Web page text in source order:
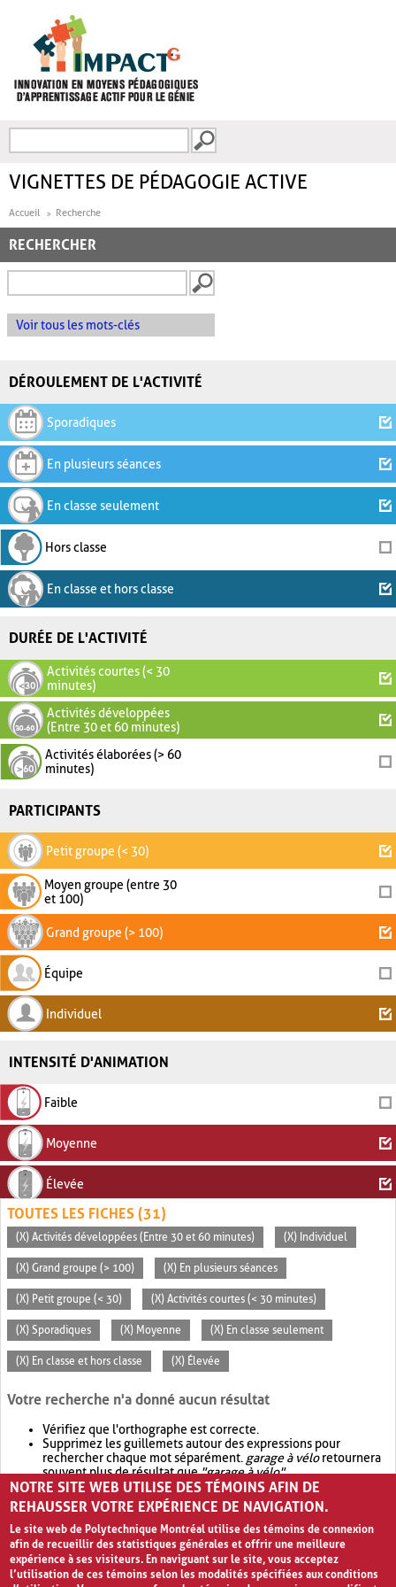
FORMULAIRE DE
VIGNETTES DE PÉDAGOGIE ACTIVE
Accueil Recherche
RECHERCHER
Voir tous les mots-clés
DÉROULEMENT DE L'ACTIVITÉ
Sporadiques
En plusieurs séances
En classe seulement
Hors classe
En classe et hors classe
DURÉE DE L'ACTIVITÉ
Activités courtes (< 30
minutes)
Activités développées
(Entre 30 et 60 minutes)
Activités élaborées (> 60
minutes)
PARTICIPANTS
Petit groupe (< 30)
Moyen groupe (entre 30
et 100)
Grand groupe (> 100)
Équipe
Individuel
INTENSITÉ D'ANIMATION
Faible
Moyenne
Élevée
TOUTES LES FICHES (31)
(X) Activités développées (Entre 30 et 60 minutes) (X) Individuel
(X) Grand groupe (> 100) (X) En plusieurs séances
(X) Petit groupe (< 30) (X) Activités courtes (< 30 minutes)
(X) Sporadiques (X) Moyenne (X) En classe seulement
(X) En classe et hors classe (X) Élevée
Votre recherche n'a donné aucun résultat
Vérifiez que l'orthographe est correcte.
Supprimez les guillemets autour des expressions pour
rechercher chaque mot séparément. garage à véloretournera
souvent plus de résultat que"garage à vélo".
Envisagez d'élargir votre recherche avec OR.garage OR vélo
retournera souvent plus de résultat quegarage à vélo
NOTRE SITE WEB UTILISE DES TÉMOINS AFIN DE
REHAUSSER VOTRE EXPÉRIENCE DE NAVIGATION.
Le site web de Polytechnique Montréal utilise des témoins de connexion
afin de recueillir des statistiques générales et offrir une meilleure
expérience à ses visiteurs. En naviguant sur le site, vous acceptez
l’utilisation de ces témoins selon les modalités spécifiées aux conditions